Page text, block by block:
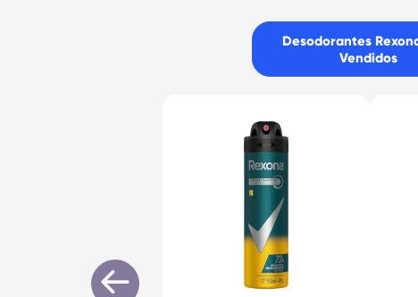
Desodorantes
Vendidos